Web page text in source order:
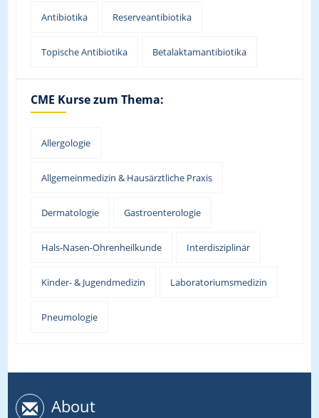
Antibiotika Reserveantibiotika
Topische Antibiotika Betalaktamantibiotika
CME Kurse zum Thema:
Allergologie
Allgemeinmedizin & Hausärztliche Praxis
Dermatologie Gastroenterologie
Hals-Nasen-Ohrenheilkunde Interdisziplinär
Kinder- & Jugendmedizin Laboratoriumsmedizin
Pneumologie
About